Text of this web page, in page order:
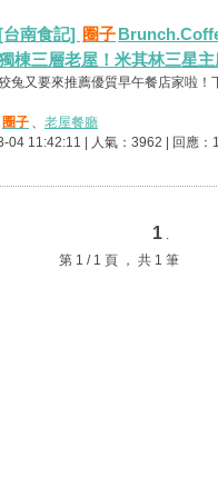
南食記] 圈子
棟三層老屋！米其林三星
兔又要來推薦優質早午餐店家啦！
圈子 、 老屋餐廳
04 11:42:11 | 人氣：3962 | 回應：
1 .
第 1 / 1 頁 ， 共 1 筆